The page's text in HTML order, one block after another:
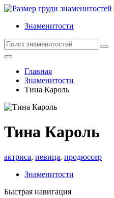
Знаменитости
Главная
Знаменитости
Тина Кароль
Тина Кароль
актриса, певица, продюссер
Знаменитости
Быстрая навигация